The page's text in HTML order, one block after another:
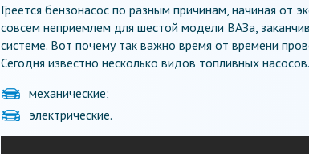
Греется бензонасос по разным причинам, начиная от
совсем неприемлем для шестой модели ВАЗа,
системе. Вот почему так важно время от времени
Сегодня известно несколько видов топливных
механические;
электрические.